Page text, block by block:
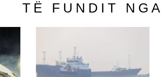
TË FUNDIT NGA